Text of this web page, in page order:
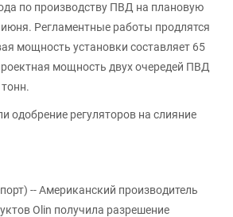
по производству ПВД на плановую
Регламентные работы продлятся
мощность установки составляет 65
мощность двух очередей ПВД
одобрение регуляторов на слияние
-- Американский производитель
Olin получила разрешение